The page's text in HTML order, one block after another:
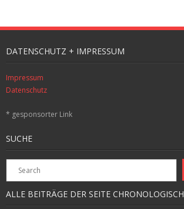
DATENSCHUTZ + IMPRESSUM
Impressum
Datenschutz
* gesponsorter Link
SUCHE
ALLE BEITRÄGE DER SEITE CHRONOLOGISCH